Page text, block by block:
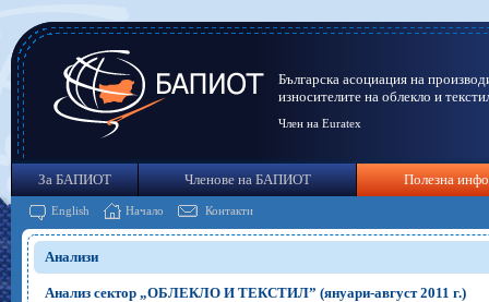
Българска асоциация на
износителите на облекло и
Член на Euratex
За БАПИОТ Членове на БАПИОТ Полезна
English Начало Контакти
Анализи
Анализ сектор „ОБЛЕКЛО И ТЕКСТИЛ” (януари-август 2011 г.)